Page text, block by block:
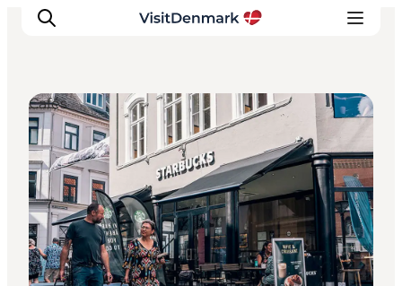
Inspiration
Regionen
Erlebnisse
Unterkünfte
Reiseplanung
Cafés